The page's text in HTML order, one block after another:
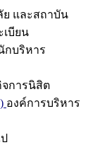
และสถาบัน
เบียน
กบริหาร
การนิสิต
องค์การบริหาร